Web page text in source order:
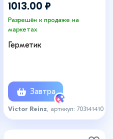
1013.00 ₽
Разрешён к продаже на
маркетах
Герметик
Завтра
Victor Reinz , артикул: 703141410